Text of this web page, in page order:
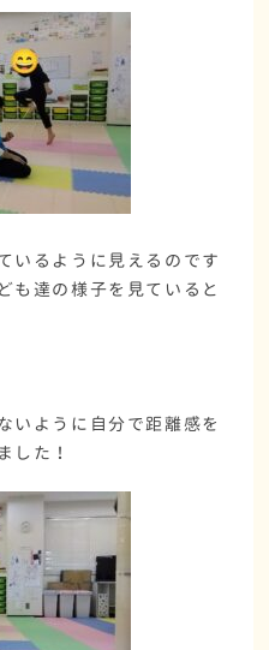
いるように見えるのです
も達の様子を見ていると
いように自分で距離感を
した！